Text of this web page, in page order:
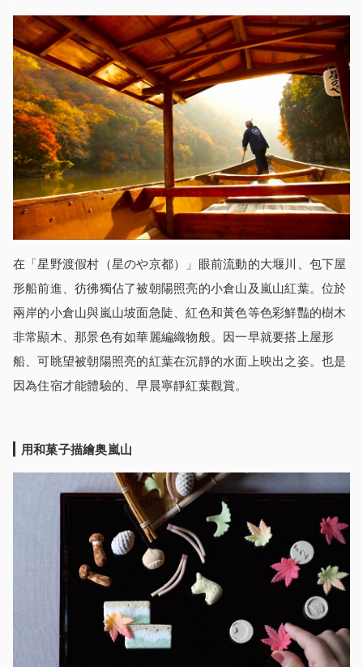
在「星野渡假村（星のや京都）」眼前流動的大堰川、包下屋
形船前進、彷彿獨佔了被朝陽照亮的小倉山及嵐山紅葉。位於
兩岸的小倉山與嵐山坡面急陡、紅色和黃色等色彩鮮豔的樹木
非常顯木、那景色有如華麗編織物般。因一早就要搭上屋形
船、可眺望被朝陽照亮的紅葉在沉靜的水面上映出之姿。也是
因為住宿才能體驗的、早晨寧靜紅葉觀賞。
用和菓子描繪奥嵐山